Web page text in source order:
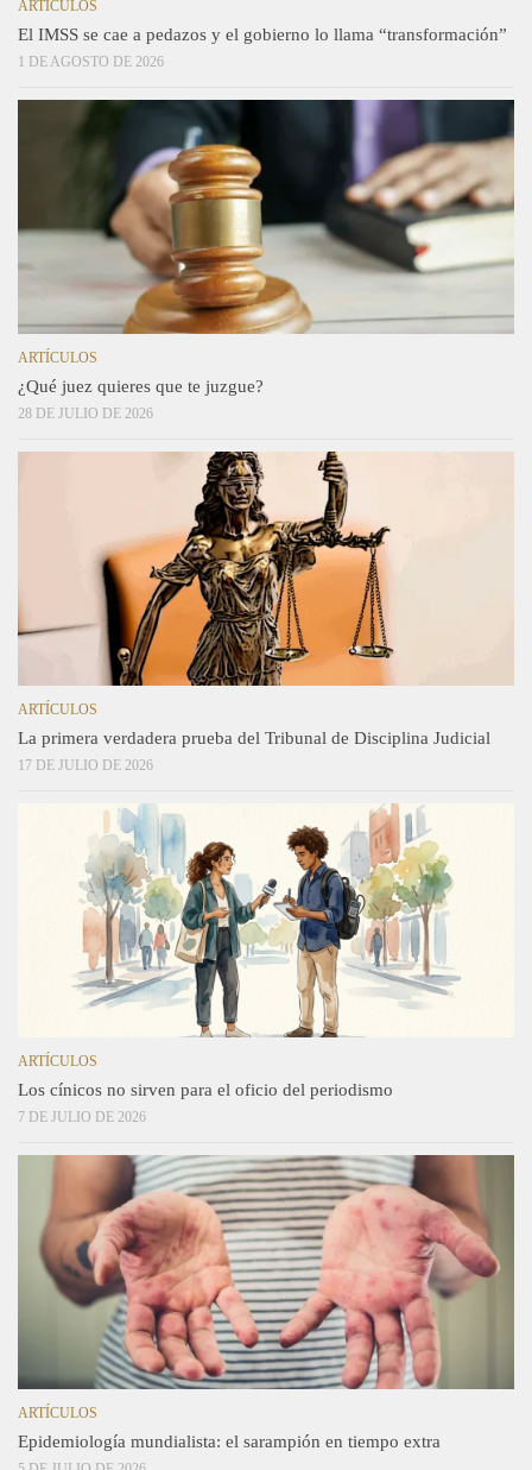
ARTÍCULOS
El IMSS se cae a pedazos y el gobierno lo llama “transformación”
1 DE AGOSTO DE 2026
ARTÍCULOS
¿Qué juez quieres que te juzgue?
28 DE JULIO DE 2026
ARTÍCULOS
La primera verdadera prueba del Tribunal de Disciplina Judicial
17 DE JULIO DE 2026
ARTÍCULOS
Los cínicos no sirven para el oficio del periodismo
7 DE JULIO DE 2026
ARTÍCULOS
Epidemiología mundialista: el sarampión en tiempo extra